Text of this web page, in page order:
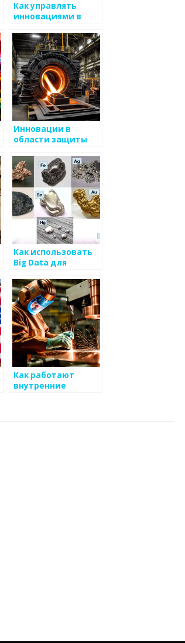
Как управлять
инновациями в
металлических
изделий
Инновации в
области защиты
конструкций
Как использовать
Big Data для
производстве
металлоизделий
Как работают
внутренние